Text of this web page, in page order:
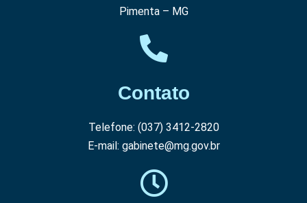
Pimenta – MG
Contato
Telefone: (037) 3412-2820
E-mail: gabinete@mg.gov.br